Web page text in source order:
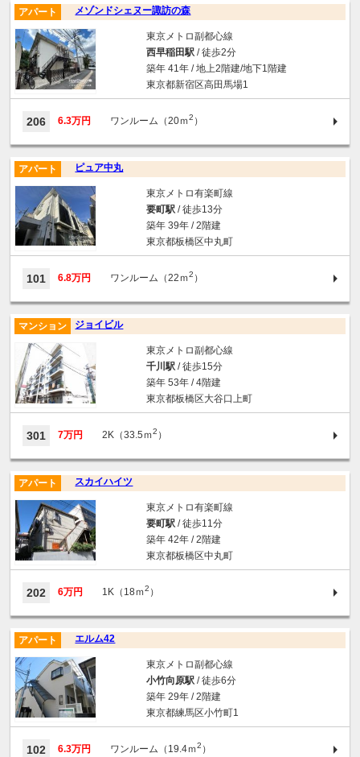
メゾンドシェヌー諏訪の森
アパート
東京メトロ副都心線
西早稲田駅/ 徒歩2分
築年 41年 / 地上2階建/地下1階建
東京都新宿区高田馬場1
206 6.3万円 ワンルーム（20ｍ2 ）
ピュア中丸
アパート
東京メトロ有楽町線
要町駅/ 徒歩13分
築年 39年 / 2階建
東京都板橋区中丸町
101 6.8万円 ワンルーム（22ｍ2 ）
ジョイビル
マンション
東京メトロ副都心線
千川駅/ 徒歩15分
築年 53年 / 4階建
東京都板橋区大谷口上町
301 7万円 2K（33.5ｍ2 ）
スカイハイツ
アパート
東京メトロ有楽町線
要町駅/ 徒歩11分
築年 42年 / 2階建
東京都板橋区中丸町
202 6万円 1K（18ｍ2 ）
エルム42
アパート
東京メトロ副都心線
小竹向原駅/ 徒歩6分
築年 29年 / 2階建
東京都練馬区小竹町1
102 6.3万円 ワンルーム（19.4ｍ2 ）